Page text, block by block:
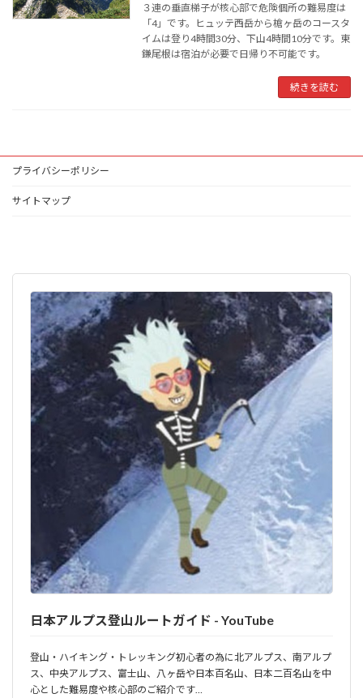
３連の垂直梯子が核心部で危険個所の難易度は
「4」です。ヒュッテ西岳から槍ヶ岳のコースタ
イムは登り4時間30分、下山4時間10分です。東
鎌尾根は宿泊が必要で日帰り不可能です。
続きを読む
プライバシーポリシー
サイトマップ
日本アルプス登山ルートガイド - YouTube
登山・ハイキング・トレッキング初心者の為に北アルプス、南アルプ
ス、中央アルプス、富士山、八ヶ岳や日本百名山、日本二百名山を中
心とした難易度や核心部のご紹介です…